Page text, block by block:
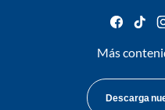
Más
Descarga